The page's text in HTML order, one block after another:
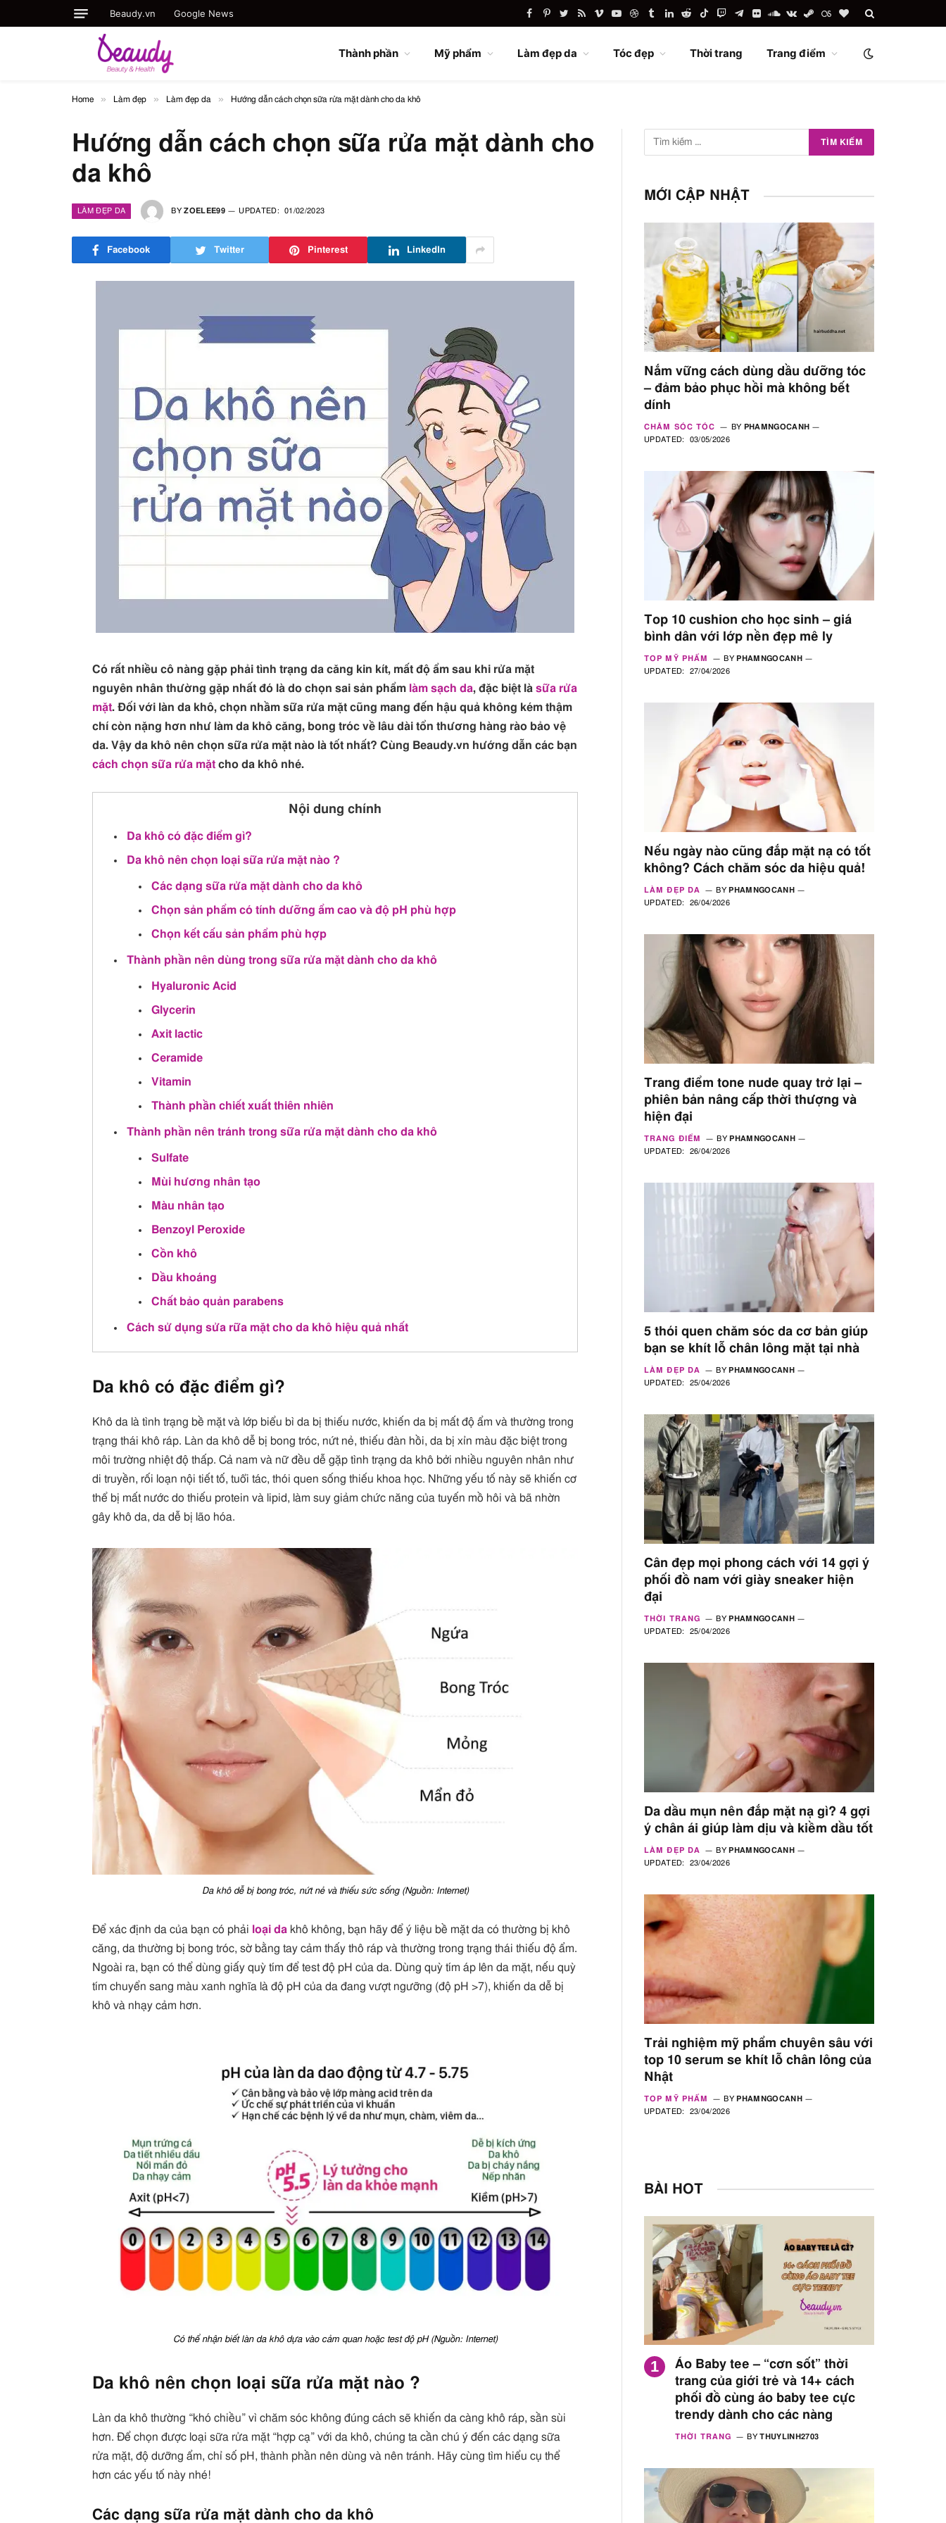
Beaudy.vn Google News
FacebookPinterest
TwitterRSSVimeoYouTube
Dribbble
TumblrLinkedIn
RedditTikTokTwitchTelegram
FlickrSoundCloud
VKontakte
SteamLast.fmBlogLovin
Thành phần Mỹ phẩm Làm đẹp da Tóc đẹp Thời trang Trang điểm
Home » Làm đẹp » Làm đẹp da » Hướng dẫn cách chọn sữa rửa mặt dành cho da khô
Hướng dẫn cách chọn sữa rửa mặt dành cho
da khô
LÀM ĐẸP DA BY ZOELEE99 UPDATED: 01/02/2023
Facebook Twitter Pinterest LinkedIn
Có rất nhiều cô nàng gặp phải tình trạng da căng kin kít, mất độ ẩm sau khi rửa mặt
nguyên nhân thường gặp nhất đó là do chọn sai sản phẩm làm sạch da, đặc biệt làsữa rửa
mặt. Đối với làn da khô, chọn nhầm sữa rửa mặt cũng mang đến hậu quả không kém thậm
chí còn nặng hơn như làm da khô căng, bong tróc về lâu dài tổn thương hàng rào bảo vệ
da. Vậy da khô nên chọn sữa rửa mặt nào là tốt nhất? Cùng Beaudy.vn hướng dẫn các bạn
cách chọn sữa rửa mặt cho da khô nhé.
Nội dung chính
Da khô có đặc điểm gì?
Da khô nên chọn loại sữa rửa mặt nào ?
Các dạng sữa rửa mặt dành cho da khô
Chọn sản phẩm có tính dưỡng ẩm cao và độ pH phù hợp
Chọn kết cấu sản phẩm phù hợp
Thành phần nên dùng trong sữa rửa mặt dành cho da khô
Hyaluronic Acid
Glycerin
Axit lactic
Ceramide
Vitamin
Thành phần chiết xuất thiên nhiên
Thành phần nên tránh trong sữa rửa mặt dành cho da khô
Sulfate
Mùi hương nhân tạo
Màu nhân tạo
Benzoyl Peroxide
Cồn khô
Dầu khoáng
Chất bảo quản parabens
Cách sử dụng sửa rữa mặt cho da khô hiệu quả nhất
Da khô có đặc điểm gì?
Khô da là tình trạng bề mặt và lớp biểu bì da bị thiếu nước, khiến da bị mất độ ẩm và thường trong
trạng thái khô ráp. Làn da khô dễ bị bong tróc, nứt nẻ, thiếu đàn hồi, da bị xỉn màu đặc biệt trong
môi trường nhiệt độ thấp. Cả nam và nữ đều dễ gặp tình trạng da khô bởi nhiều nguyên nhân như
di truyền, rối loạn nội tiết tố, tuổi tác, thói quen sống thiếu khoa học. Những yếu tố này sẽ khiến cơ
thể bị mất nước do thiếu protein và lipid, làm suy giảm chức năng của tuyến mồ hôi và bã nhờn
gây khô da, da dễ bị lão hóa.
Da khô dễ bị bong tróc, nứt nẻ và thiếu sức sống (Nguồn: Internet)
Để xác định da của bạn có phải loại da khô không, bạn hãy để ý liệu bề mặt da có thường bị khô
căng, da thường bị bong tróc, sờ bằng tay cảm thấy thô ráp và thường trong trạng thái thiếu độ ẩm.
Ngoài ra, bạn có thể dùng giấy quỳ tím để test độ pH của da. Dùng quỳ tím áp lên da mặt, nếu quỳ
tím chuyển sang màu xanh nghĩa là độ pH của da đang vượt ngưỡng (độ pH >7), khiến da dễ bị
khô và nhạy cảm hơn.
Có thể nhận biết làn da khô dựa vào cảm quan hoặc test độ pH (Nguồn: Internet)
Da khô nên chọn loại sữa rửa mặt nào ?
Làn da khô thường “khó chiều” vì chăm sóc không đúng cách sẽ khiến da càng khô ráp, sần sùi
hơn. Để chọn được loại sữa rửa mặt “hợp cạ” với da khô, chúng ta cần chú ý đến các dạng sữa
rửa mặt, độ dưỡng ẩm, chỉ số pH, thành phần nên dùng và nên tránh. Hãy cùng tìm hiểu cụ thể
hơn các yếu tố này nhé!
Các dạng sữa rửa mặt dành cho da khô
MỚI CẬP NHẬT
Nắm vững cách dùng dầu dưỡng tóc
– đảm bảo phục hồi mà không bết
dính
CHĂM SÓC TÓC BY PHAMNGOCANH
UPDATED:
03/05/2026
Top 10 cushion cho học sinh – giá
bình dân với lớp nền đẹp mê ly
TOP MỸ PHẨM BY PHAMNGOCANH
UPDATED:
27/04/2026
Nếu ngày nào cũng đắp mặt nạ có tốt
không? Cách chăm sóc da hiệu quả!
LÀM ĐẸP DA BY PHAMNGOCANH
UPDATED:
26/04/2026
Trang điểm tone nude quay trở lại –
phiên bản nâng cấp thời thượng và
hiện đại
TRANG ĐIỂM BY PHAMNGOCANH
UPDATED:
26/04/2026
5 thói quen chăm sóc da cơ bản giúp
bạn se khít lỗ chân lông mặt tại nhà
LÀM ĐẸP DA BY PHAMNGOCANH
UPDATED:
25/04/2026
Cân đẹp mọi phong cách với 14 gợi ý
phối đồ nam với giày sneaker hiện
đại
THỜI TRANG BY PHAMNGOCANH
UPDATED:
25/04/2026
Da dầu mụn nên đắp mặt nạ gì? 4 gợi
ý chân ái giúp làm dịu và kiềm dầu tốt
LÀM ĐẸP DA BY PHAMNGOCANH
UPDATED:
23/04/2026
Trải nghiệm mỹ phẩm chuyên sâu với
top 10 serum se khít lỗ chân lông của
Nhật
TOP MỸ PHẨM BY PHAMNGOCANH
UPDATED:
23/04/2026
BÀI HOT
Áo Baby tee – “cơn sốt” thời
trang của giới trẻ và 14+ cách
phối đồ cùng áo baby tee cực
trendy dành cho các nàng
THỜI TRANG BY THUYLINH2703